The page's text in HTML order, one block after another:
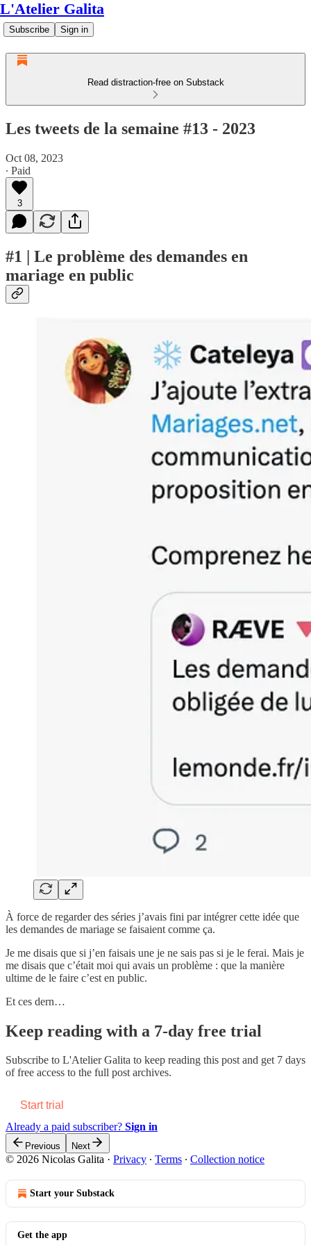
L'Atelier Galita
Subscribe Sign in
Read distraction-free on Substack
Les tweets de la semaine #13 - 2023
Oct 08, 2023
∙ Paid
3
#1 | Le problème des demandes en
mariage en public
À force de regarder des séries j’avais fini par intégrer cette idée que
les demandes de mariage se faisaient comme ça.
Je me disais que si j’en faisais une je ne sais pas si je le ferai. Mais je
me disais que c’était moi qui avais un problème : que la manière
ultime de le faire c’est en public.
Et ces dern…
Keep reading with a 7-day free trial
Subscribe to L'Atelier Galita to keep reading this post and get 7 days
of free access to the full post archives.
Start trial
Already a paid subscriber? Sign in
Previous Next
© 2026 Nicolas Galita · Privacy ∙ Terms ∙ Collection notice
Start your Substack
Get the app